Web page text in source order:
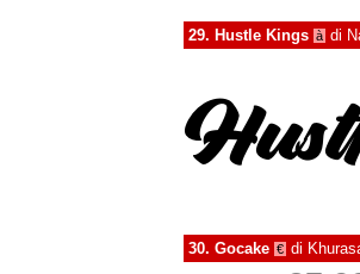
29. Hustle Kings à di
30. Gocake € di